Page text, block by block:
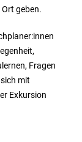
geben.
Fragen
mit
Exkursion